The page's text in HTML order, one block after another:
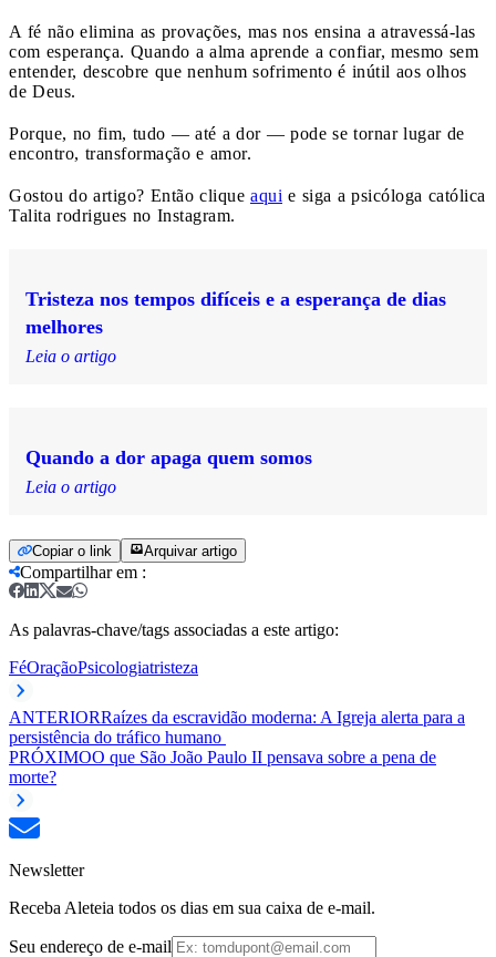
A fé não elimina as provações, mas nos ensina a atravessá-las
com esperança. Quando a alma aprende a confiar, mesmo sem
entender, descobre que nenhum sofrimento é inútil aos olhos
de Deus.
Porque, no fim, tudo — até a dor — pode se tornar lugar de
encontro, transformação e amor.
Gostou do artigo? Então clique aqui e siga a psicóloga católica
Talita rodrigues no Instagram.
Tristeza nos tempos difíceis e a esperança de dias
melhores
Leia o artigo
Quando a dor apaga quem somos
Leia o artigo
Copiar o link Arquivar artigo
Compartilhar em :
As palavras-chave/tags associadas a este artigo:
FéOraçãoPsicologiatristeza
ANTERIORRaízes da escravidão moderna: A Igreja alerta para a
persistência do tráfico humano
PRÓXIMOO que São João Paulo II pensava sobre a pena de
morte?
Newsletter
Receba Aleteia todos os dias em sua caixa de e-mail.
Seu endereço de e-mail